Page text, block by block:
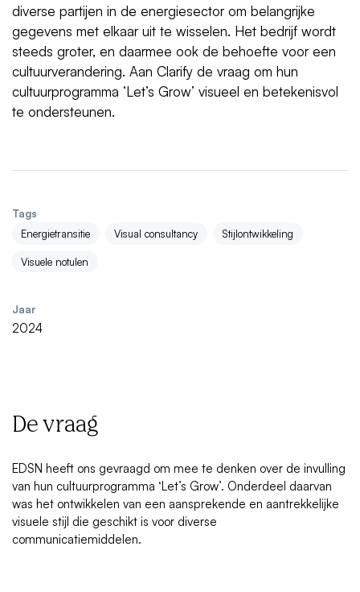
diverse partijen in de energiesector om belangrijke
gegevens met elkaar uit te wisselen. Het bedrijf wordt
steeds groter, en daarmee ook de behoefte voor een
cultuurverandering. Aan Clarify de vraag om hun
cultuurprogramma ‘Let’s Grow’ visueel en betekenisvol
te ondersteunen.
Tags
Energietransitie
Visual consultancy Stijlontwikkeling
Visuele notulen
Jaar
2024
De vraag
EDSN heeft ons gevraagd om mee te denken over de invulling
van hun cultuurprogramma ‘Let’s Grow’. Onderdeel daarvan
was het ontwikkelen van een aansprekende en aantrekkelijke
visuele stijl die geschikt is voor diverse
communicatiemiddelen.